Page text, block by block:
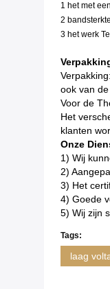
1 het met
2
3 het werk
ook van
Voor de
Het
klanten
Onze
1) Wij
2)
3) Het
4) Goede
5) Wij zijn
Tags:
laag